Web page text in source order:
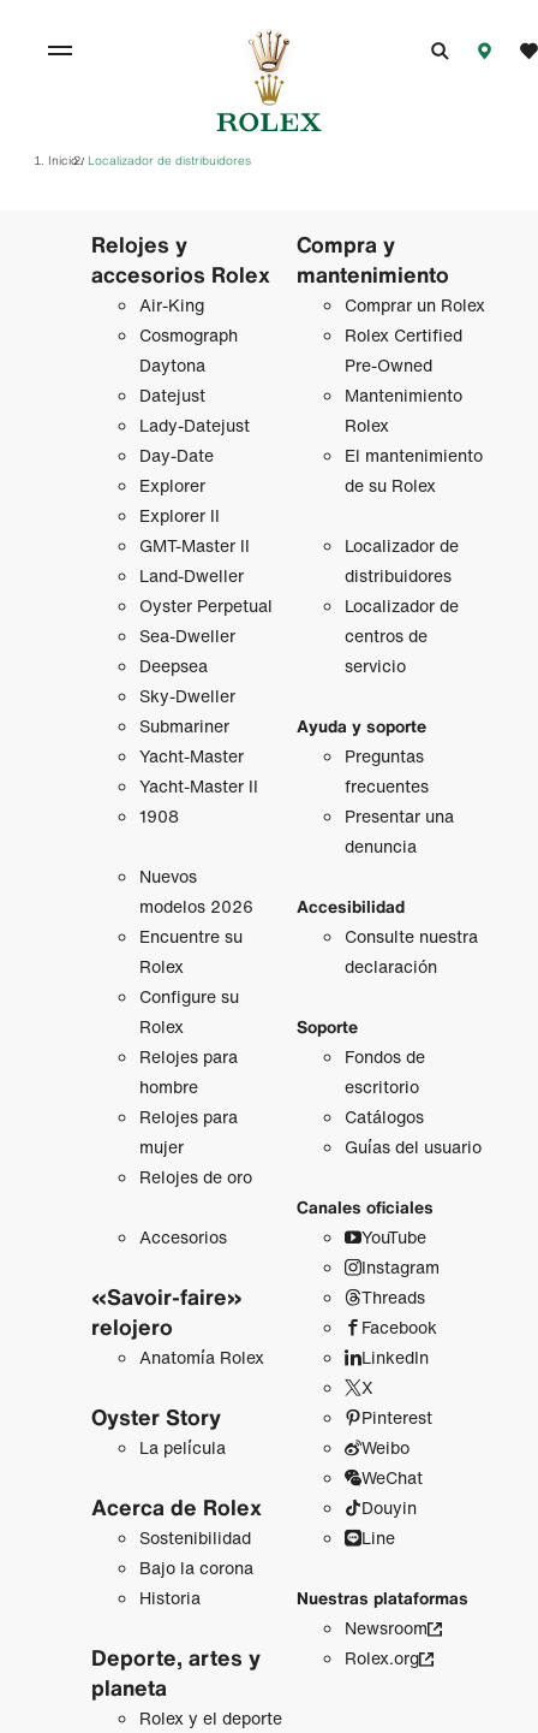
Inicio/ Localizador de distribuidores
Relojes y
accesorios Rolex
Air‑King
Cosmograph
Daytona
Datejust
Lady‑Datejust
Day-Date
Explorer
Explorer II
GMT‑Master II
Land-Dweller
Oyster Perpetual
Sea-Dweller
Deepsea
Sky-Dweller
Submariner
Yacht-Master
Yacht-Master II
1908
Nuevos
modelos 2026
Encuentre su
Rolex
Configure su
Rolex
Relojes para
hombre
Relojes para
mujer
Relojes de oro
Accesorios
«Savoir-faire»
relojero
Anatomía Rolex
Oyster Story
La película
Acerca de Rolex
Sostenibilidad
Bajo la corona
Historia
Deporte, artes y
planeta
Rolex y el deporte
Compra y
mantenimiento
Comprar un Rolex
Rolex Certified
Pre-Owned
Mantenimiento
Rolex
El mantenimiento
de su Rolex
Localizador de
distribuidores
Localizador de
centros de
servicio
Ayuda y soporte
Preguntas
frecuentes
Presentar una
denuncia
Accesibilidad
Consulte nuestra
declaración
Soporte
Fondos de
escritorio
Catálogos
Guías del usuario
Canales oficiales
YouTube
Instagram
Threads
Facebook
LinkedIn
X
Pinterest
Weibo
WeChat
Douyin
Line
Nuestras plataformas
Newsroom
Rolex.org